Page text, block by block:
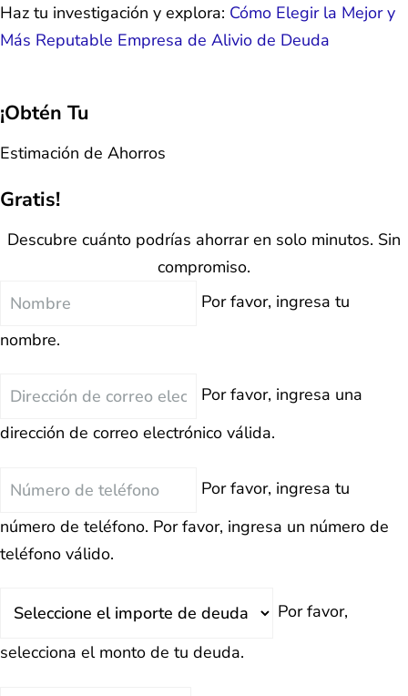
Haz tu investigación y explora: Cómo Elegir la Mejor y
Más Reputable Empresa de Alivio de Deuda
¡Obtén Tu
Estimación de Ahorros
Gratis!
Descubre cuánto podrías ahorrar en solo minutos. Sin
compromiso.
Nombre
Por favor, ingresa tu
nombre.
Correo
Por favor, ingresa una
dirección de correo electrónico válida.
Teléfono
Por favor, ingresa tu
número de teléfono. Por favor, ingresa un número de
teléfono válido.
Por favor,
selecciona el monto de tu deuda.